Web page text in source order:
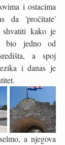
i ostacima
da 'pročitate'
kako je
bio jedno od
a spoj
i danas je
a njegova